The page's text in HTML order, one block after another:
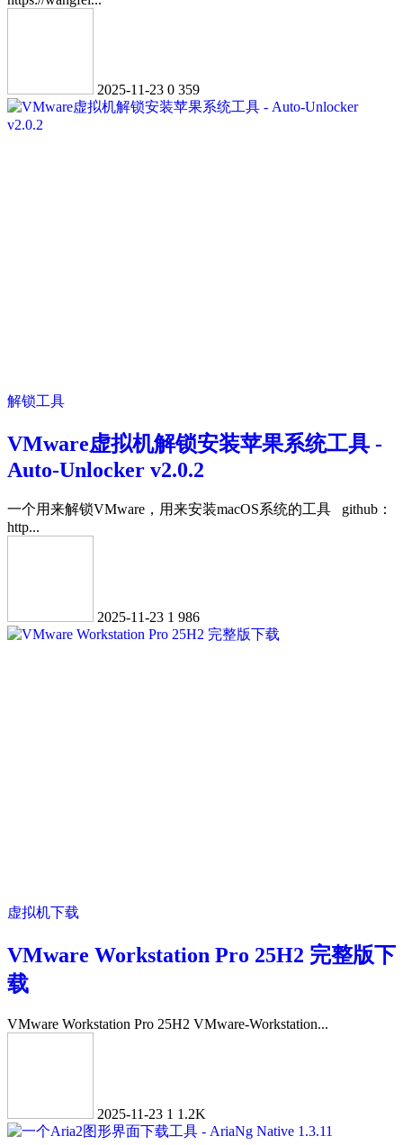
2025-11-23 0 359
解锁工具
VMware虚拟机解锁安装苹果系统工具 -
Auto-Unlocker v2.0.2
一个用来解锁VMware，用来安装macOS系统的工具 github：
http...
2025-11-23 1 986
虚拟机下载
VMware Workstation Pro 25H2 完整版下
载
VMware Workstation Pro 25H2 VMware-Workstation...
2025-11-23 1 1.2K